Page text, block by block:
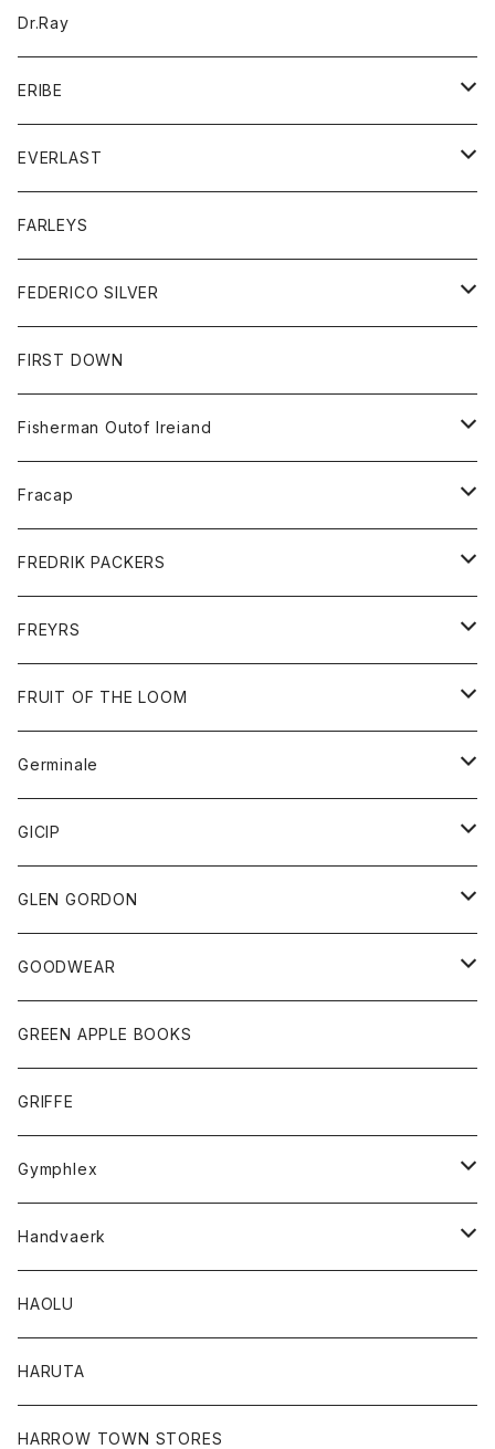
ジャケット
バッグ
キッズ
シャツ
Tシャツ
グッズ
帽子
トップス
シャツ
セーター
ボトム
ショートパンツ
パンツ
レディース
コート
ジャケット
Tシャツ
ボトム
Dr.Ray
ERIBE
ニット
EVERLAST
トップス
ジャケット
スエットシャツ
ボトム
スエットパンツ
グッズ
帽子
FARLEYS
FEDERICO SILVER
アクセサリー
FIRST DOWN
Fisherman Outof Ireiand
ニット
Fracap
グッズ
靴
FREDRIK PACKERS
アクセサリー
バッグ
FREYRS
サングラス
FRUIT OF THE LOOM
アウター
パーカー
グッズ
ネクタイ
チーフ
トップス
シャツ
タンクトップ
ボトム
ショートパンツ
スカート
レディース
スカート
Tシャツ
Germinale
靴
サンダル
GICIP
トップス
Tシャツ
GLEN GORDON
グッズ
手袋
GOODWEAR
トップス
Tシャツ
GREEN APPLE BOOKS
GRIFFE
Gymphlex
アウター
カーディガン
コート
トップス
シャツ
スウェット
レディース
カーディガン
ボトム
Handvaerk
トップス
Tシャツ
ロンTEE
HAOLU
HARUTA
HARROW TOWN STORES